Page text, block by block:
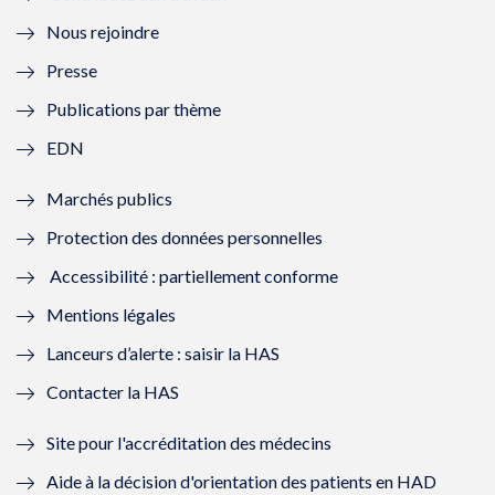
l
f
n
ê
t
r
e
)
e
n
ê
r
)
ê
t
e
ê
)
Nous rejoindre
Presse
Publications par thème
EDN
Marchés publics
Protection des données personnelles
Accessibilité : partiellement conforme
Mentions légales
Lanceurs d’alerte : saisir la HAS
Contacter la HAS
Site pour l'accréditation des médecins
Aide à la décision d'orientation des patients en HAD